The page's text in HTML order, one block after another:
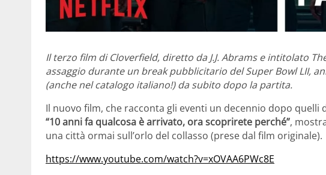
Il terzo film di Cloverfield, diretto da J.J. Abrams e intitolato
assaggio durante un break pubblicitario del Super Bowl LII,
(anche nel catalogo italiano!) da subito dopo la partita.
Il nuovo film, che racconta gli eventi un decennio dopo quelli
“10 anni fa qualcosa è arrivato, ora scoprirete perché”,
una città ormai sull’orlo del collasso (prese dal film originale).
https://www.youtube.com/watch?v=xOVAA6PWc8E